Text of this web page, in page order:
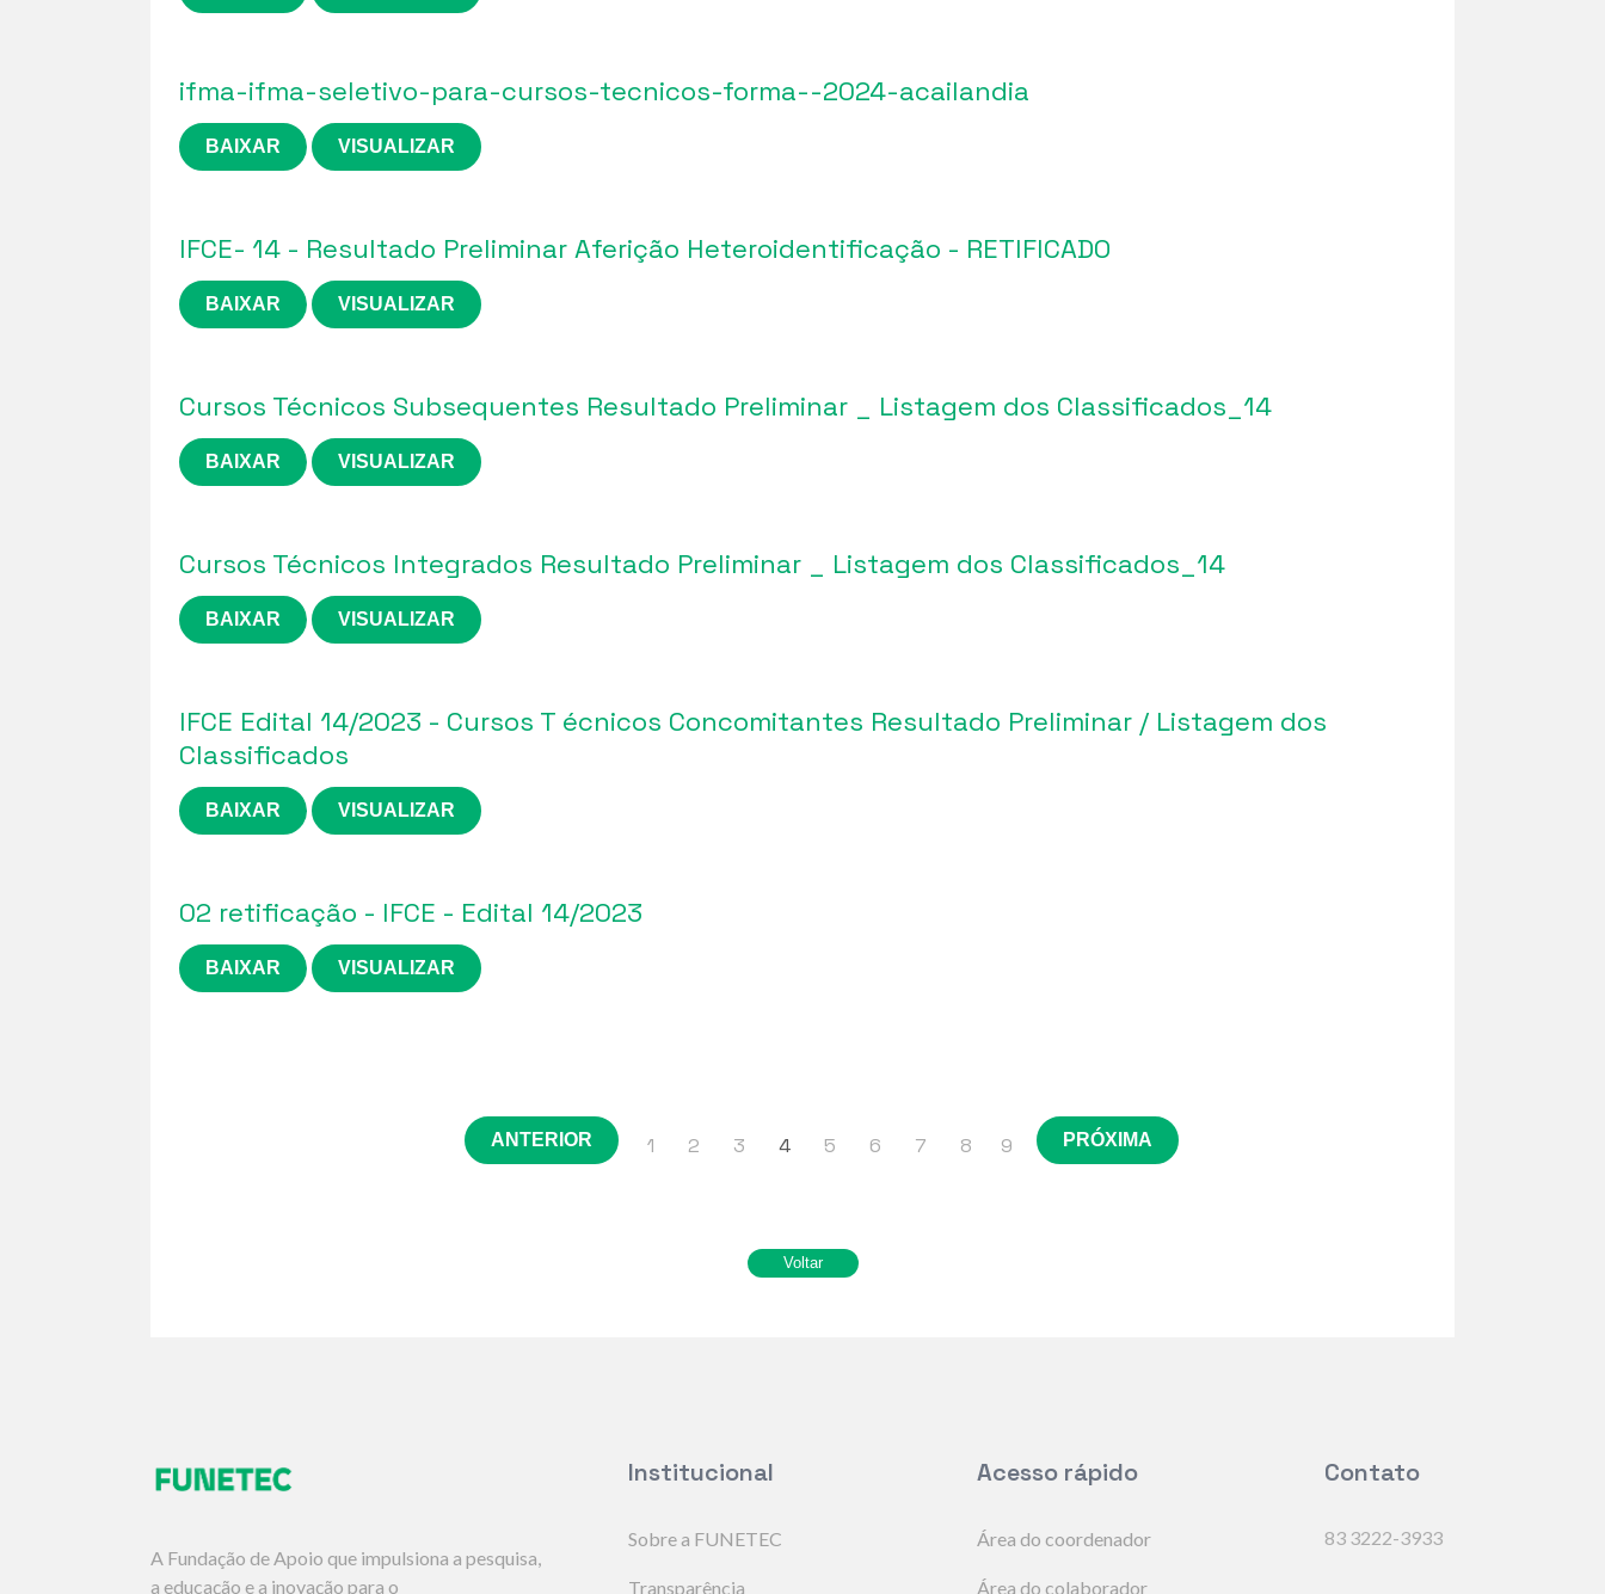
ifma-ifma-seletivo-para-cursos-tecnicos-forma--2024-acailandia
BAIXAR VISUALIZAR
IFCE- 14 - Resultado Preliminar Aferição Heteroidentificação - RETIFICADO
BAIXAR VISUALIZAR
Cursos Técnicos Subsequentes Resultado Preliminar _ Listagem dos Classificados_14
BAIXAR VISUALIZAR
Cursos Técnicos Integrados Resultado Preliminar _ Listagem dos Classificados_14
BAIXAR VISUALIZAR
IFCE Edital 14/2023 - Cursos T écnicos Concomitantes Resultado Preliminar / Listagem dos
Classificados
BAIXAR VISUALIZAR
02 retificação - IFCE - Edital 14/2023
BAIXAR VISUALIZAR
ANTERIOR 1 2 3 4 5 6 7 8 9 PRÓXIMA
A Fundação de Apoio que impulsiona a pesquisa,
a educação e a inovação para o
Institucional
Sobre a FUNETEC
Transparência
Acesso rápido
Área do coordenador
Área do colaborador
Contato
83 3222-3933